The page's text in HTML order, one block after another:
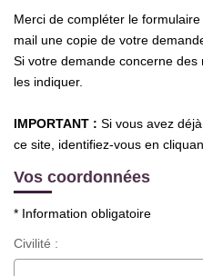
Merci de compléter le
mail une copie de votre
Si votre demande concerne
les indiquer.
IMPORTANT : Si vous avez
ce site, identifiez-vous en
Vos coordonnées
* Information obligatoire
Civilité :